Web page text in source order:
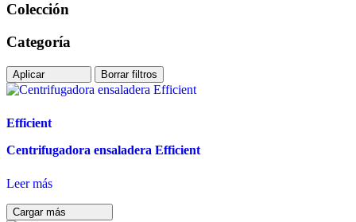
Colección
Categoría
Aplicar Borrar filtros
Efficient
Centrifugadora ensaladera Efficient
Leer más
Cargar más